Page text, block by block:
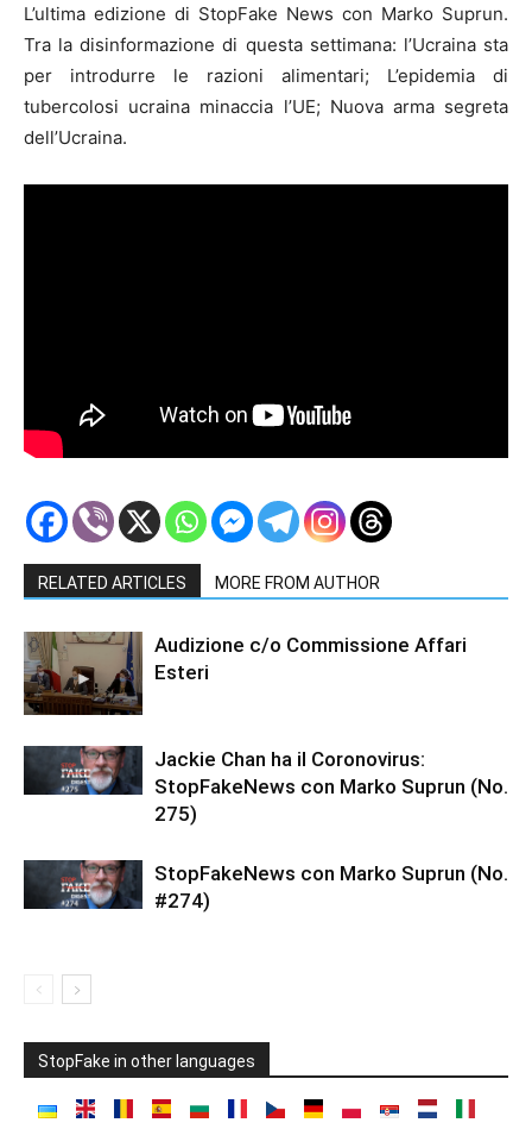
L’ultima edizione di StopFake News con Marko Suprun.
Tra la disinformazione di questa settimana: l’Ucraina sta
per introdurre le razioni alimentari; L’epidemia di
tubercolosi ucraina minaccia l’UE; Nuova arma segreta
dell’Ucraina.
RELATED ARTICLES MORE FROM AUTHOR
Audizione c/o Commissione Affari
Esteri
Jackie Chan ha il Coronovirus:
StopFakeNews con Marko Suprun (No.
275)
StopFakeNews con Marko Suprun (No.
#274)
StopFake in other languages